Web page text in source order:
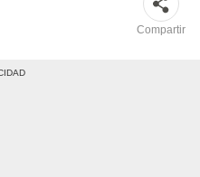
Compartir